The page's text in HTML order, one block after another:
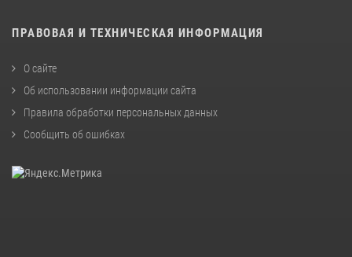
ПРАВОВАЯ И ТЕХНИЧЕСКАЯ ИНФОРМАЦИЯ
О сайте
Об использовании информации сайта
Правила обработки персональных данных
Сообщить об ошибках